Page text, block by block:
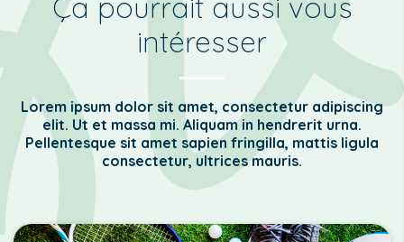
intéresser
Lorem ipsum dolor sit amet, consectetur adipiscing
elit. Ut et massa mi. Aliquam in hendrerit urna.
Pellentesque sit amet sapien fringilla, mattis ligula
consectetur, ultrices mauris.